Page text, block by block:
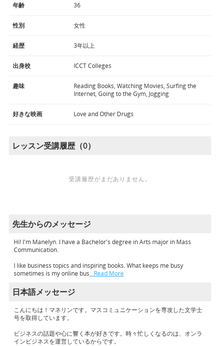
年齢 36
性別 女性
経歴 3年以上
出身校 ICCT Colleges
趣味
Reading Books, Watching Movies, Surfing the
Internet, Going to the Gym, Jogging
好きな映画 Love and Other Drugs
レッスン受講履歴（0）
受講履歴がまだありません。
先生からのメッセージ
Hi! I'm Manelyn. I have a Bachelor's degree in Arts major in Mass
Communication.
I like business topics and inspiring books. What keeps me busy
sometimes is my online bus…Read More
日本語メッセージ
こんにちは！マネリンです。マスコミュニケーションを専攻した文学士
号を取得しています。
ビジネスの話題や心に響く本が好きです。時々忙しくなるのは、オンラ
インビジネスを運営しているからです。